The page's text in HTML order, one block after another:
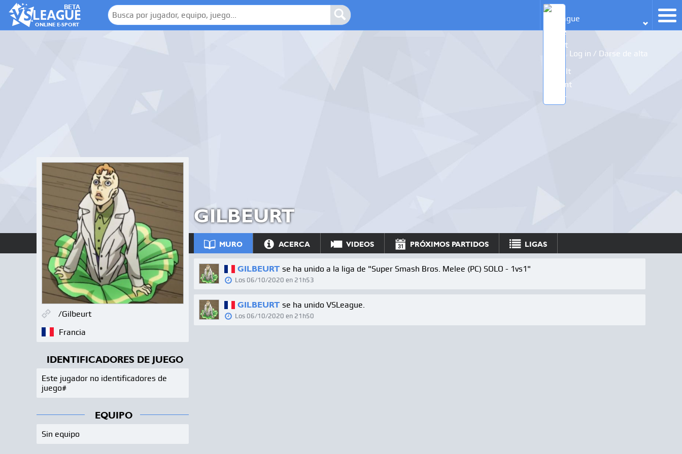
BETA
ONLINE E-SPORT
Log in / Darse de alta
GILBEURT
/Gilbeurt
Francia
IDENTIFICADORES DE JUEGO
Este jugador no identificadores de
juego#
EQUIPO
Sin equipo
MURO ACERCA VIDEOS PRÓXIMOS PARTIDOS LIGAS
GILBEURT se ha unido a la liga de "Super Smash Bros. Melee (PC) SOLO - 1vs1"
Los 06/10/2020 en 21h53
GILBEURT se ha unido VSLeague.
Los 06/10/2020 en 21h50